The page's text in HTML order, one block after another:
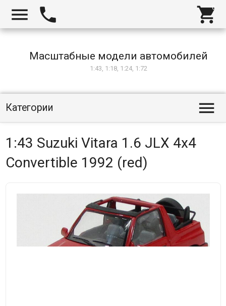
  
Масштабные модели автомобилей
1:43, 1:18, 1:24, 1:72
Категории 
1:43 Suzuki Vitara 1.6 JLX 4x4
Convertible 1992 (red)